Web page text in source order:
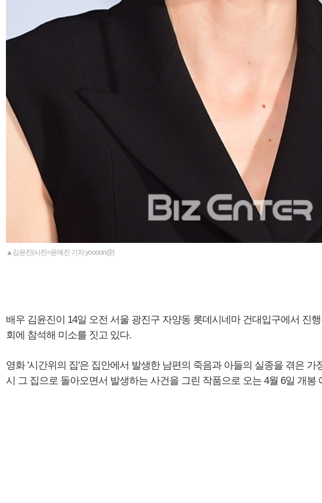
▲김윤진(사진=윤예진 기자 yoooon@)
배우 김윤진이 14일 오전 서울 광진구 자양동 롯데시네마 건대입구에서 진
회에 참석해 미소를 짓고 있다.
영화 '시간위의 집'은 집안에서 발생한 남편의 죽음과 아들의 실종을 겪은 가
시 그 집으로 돌아오면서 발생하는 사건을 그린 작품으로 오는 4월 6일 개봉